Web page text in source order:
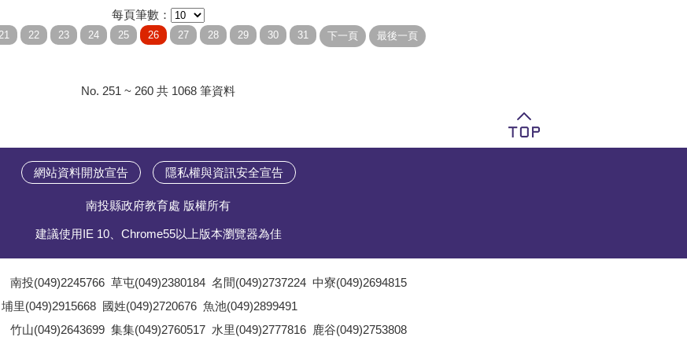
每頁筆數：
No. 251 ~ 260 共 1068 筆資料
網站資料開放宣告 隱私權與資訊安全宣告
南投縣政府教育處 版權所有
建議使用IE 10、Chrome55以上版本瀏覽器為佳
南投(049)2245766 草屯(049)2380184 名間(049)2737224 中寮(049)2694815
埔里(049)2915668 國姓(049)2720676 魚池(049)2899491
竹山(049)2643699 集集(049)2760517 水里(049)2777816 鹿谷(049)2753808